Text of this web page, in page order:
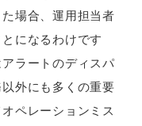
場合、運用担当者
になるわけです
ラートのディスパ
外にも多くの重要
ペレーションミス